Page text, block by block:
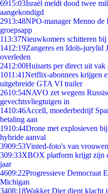
6915:03Israël meldt dood twee
aangekondigd
2913:48NPO-manager Menno de
groepsapp
113:37Nieuwkomers schitteren
1412:19Zangeres en Idols-jurylid
overleden
2412:00Huisarts per direct uit
1011:41Netflix-abonnees krijgen
uitgebreide GTA VI trailer
2610:54NAVO zet wegens
gevechtsvliegtuigen in
1410:46Accell, moederbedrijf
betaling aan
1910:44Drone met explosieven
hybride aanval
3909:53Vinted-foto's van
309:33XBOX platform krijgt zijn
jaar
4609:22Progressieve Democraat
Michigan
3408:18Wakker Dier dient klacht